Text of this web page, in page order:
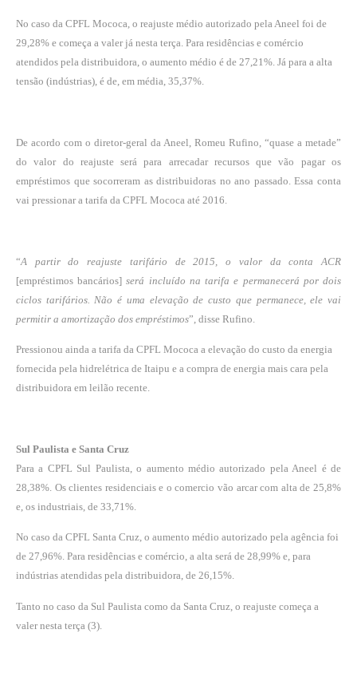
No caso da CPFL Mococa, o reajuste médio autorizado pela Aneel foi de
29,28% e começa a valer já nesta terça. Para residências e comércio
atendidos pela distribuidora, o aumento médio é de 27,21%. Já para a alta
tensão (indústrias), é de, em média, 35,37%.
De acordo com o diretor-geral da Aneel, Romeu Rufino, “quase a metade”
do valor do reajuste será para arrecadar recursos que vão pagar os
empréstimos que socorreram as distribuidoras no ano passado. Essa conta
vai pressionar a tarifa da CPFL Mococa até 2016.
“A partir do reajuste tarifário de 2015, o valor da conta ACR
[empréstimos bancários]será incluído na tarifa e permanecerá por dois
ciclos tarifários. Não é uma elevação de custo que permanece, ele vai
permitir a amortização dos empréstimos”, disse Rufino.
Pressionou ainda a tarifa da CPFL Mococa a elevação do custo da energia
fornecida pela hidrelétrica de Itaipu e a compra de energia mais cara pela
distribuidora em leilão recente.
Sul Paulista e Santa Cruz
Para a CPFL Sul Paulista, o aumento médio autorizado pela Aneel é de
28,38%. Os clientes residenciais e o comercio vão arcar com alta de 25,8%
e, os industriais, de 33,71%.
No caso da CPFL Santa Cruz, o aumento médio autorizado pela agência foi
de 27,96%. Para residências e comércio, a alta será de 28,99% e, para
indústrias atendidas pela distribuidora, de 26,15%.
Tanto no caso da Sul Paulista como da Santa Cruz, o reajuste começa a
valer nesta terça (3).